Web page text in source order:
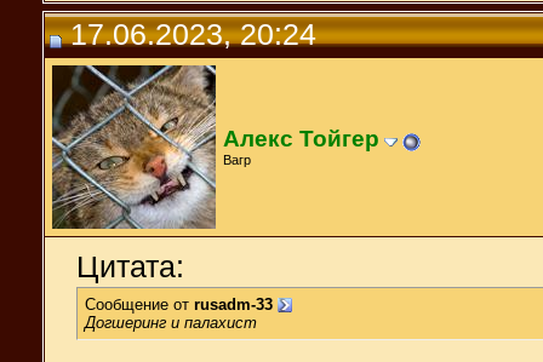
17.06.2023, 20:24
Алекс Тойгер
Вагр
Цитата:
Сообщение от rusadm-33
Догшеринг и палахист